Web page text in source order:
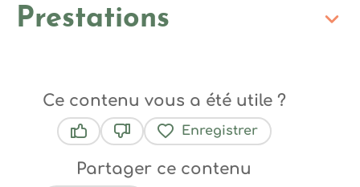
Prestations
Ce contenu vous a été utile ?
Enregistrer
Partager ce contenu